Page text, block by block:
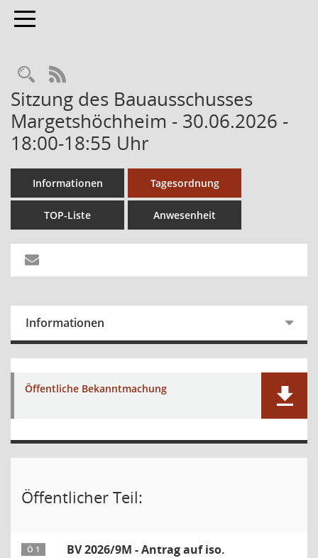
Toggle navigation
RSS-Feed
Sitzung des Bauausschusses
Margetshöchheim - 30.06.2026 -
18:00-18:55 Uhr
Informationen Tagesordnung
TOP-Liste Anwesenheit
Informationen
Öffentliche Bekanntmachung
Öffentlicher Teil:
Ö 1
BV 2026/9M - Antrag auf iso.